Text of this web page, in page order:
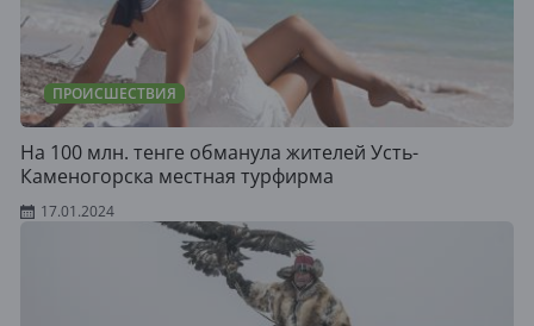
ПРОИСШЕСТВИЯ
На 100 млн. тенге обманула жителей Усть-
Каменогорска местная турфирма
17.01.2024